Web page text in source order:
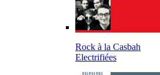
Rock à la Casbah
Electrifiées